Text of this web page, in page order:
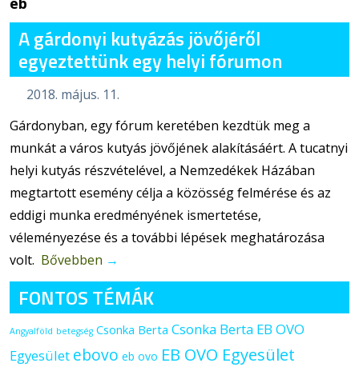
A gárdonyi kutyázás jövőjéről
egyeztettünk egy helyi fórumon
2018. május. 11.
Gárdonyban, egy fórum keretében kezdtük meg a
munkát a város kutyás jövőjének alakításáért. A tucatnyi
helyi kutyás részvételével, a Nemzedékek Házában
megtartott esemény célja a közösség felmérése és az
eddigi munka eredményének ismertetése,
véleményezése és a további lépések meghatározása
volt. Bővebben →
FONTOS TÉMÁK
Angyalföld betegség Csonka Berta Csonka Berta EB OVO
Egyesület ebovo eb ovo EB OVO Egyesület